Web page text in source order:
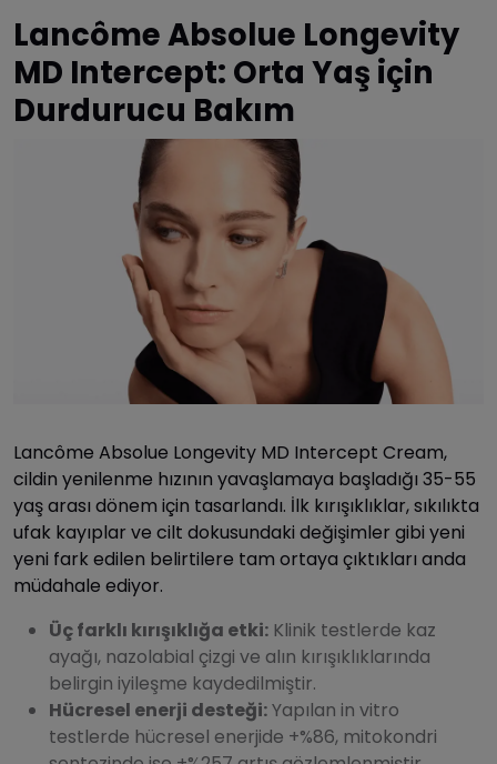
Lancôme Absolue Longevity
MD Intercept: Orta Yaş için
Durdurucu Bakım
Lancôme Absolue Longevity MD Intercept Cream,
cildin yenilenme hızının yavaşlamaya başladığı 35-55
yaş arası dönem için tasarlandı. İlk kırışıklıklar, sıkılıkta
ufak kayıplar ve cilt dokusundaki değişimler gibi yeni
yeni fark edilen belirtilere tam ortaya çıktıkları anda
müdahale ediyor.
Üç farklı kırışıklığa etki: Klinik testlerde kaz
ayağı, nazolabial çizgi ve alın kırışıklıklarında
belirgin iyileşme kaydedilmiştir.
Hücresel enerji desteği:Yapılan in vitro
testlerde hücresel enerjide +%86, mitokondri